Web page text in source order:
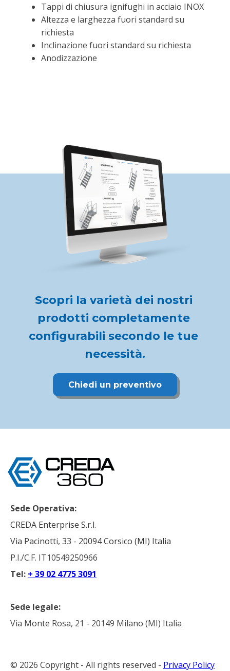
Tappi di chiusura ignifughi in acciaio INOX
Altezza e larghezza fuori standard su
richiesta
Inclinazione fuori standard su richiesta
Anodizzazione
Scopri la varietà dei nostri
prodotti completamente
configurabili secondo le tue
necessità.
Chiedi un preventivo
Sede Operativa:
CREDA Enterprise S.r.l.
Via Pacinotti, 33 - 20094 Corsico (MI) Italia
P.I./C.F. IT10549250966
Tel: + 39 02 4775 3091
Sede legale:
Via Monte Rosa, 21 - 20149 Milano (MI) Italia
© 2026 Copyright - All rights reserved - Privacy Policy